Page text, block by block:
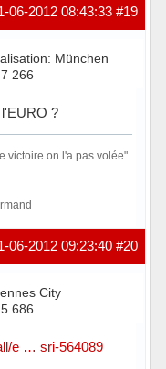
#19
06-2012 08:43:33
München
266
?
victoire on l'a pas volée"
#20
06-2012 09:23:40
City
686
e … sri-564089